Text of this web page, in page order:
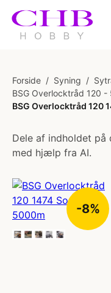
Forside / Syning /
BSG Overlocktråd 120
BSG Overlocktråd 120
Dele af indholdet på
med hjælp fra AI.
-8%